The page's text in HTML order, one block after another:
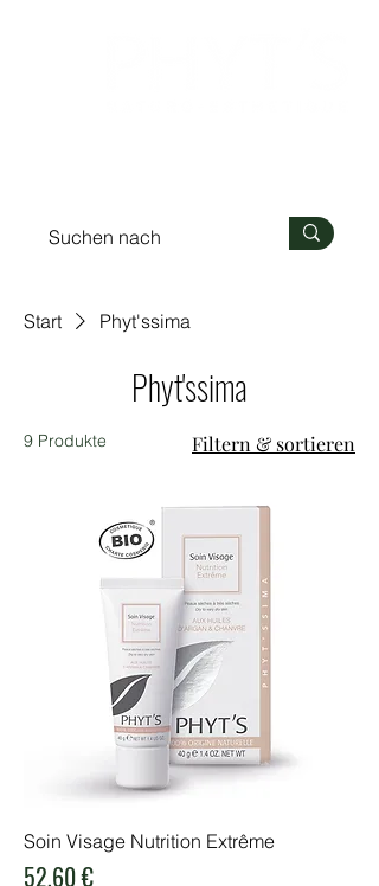
Start Phyt'ssima
Phyt'ssima
9 Produkte Filtern & sortieren
Soin Visage Nutrition Extrême
Preis
52,60 €